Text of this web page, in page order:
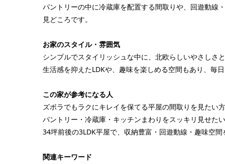
パントリーの中に冷蔵庫を配置する間取りや、回遊動線
見どころです。
お家のスタイル・雰囲気
シンプルでスタイリッシュな中に、北欧らしいやさしさ
生活感を抑えたLDKや、趣味を楽しめる空間もあり、毎
この家が参考になる人
ズボラでもラクにキレイを保てる平屋の間取りを見たい
パントリー・冷蔵庫・キッチンまわりをスッキリ見せた
34坪前後の3LDK平屋で、収納豊富・回遊動線・趣味空
関連キーワード